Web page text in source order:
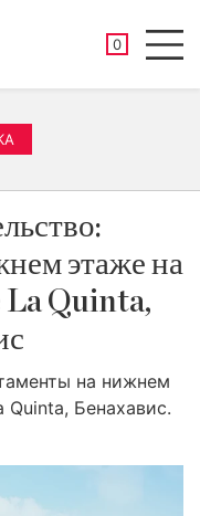
0
этаже на
La Quinta,
на нижнем
Бенахавис.